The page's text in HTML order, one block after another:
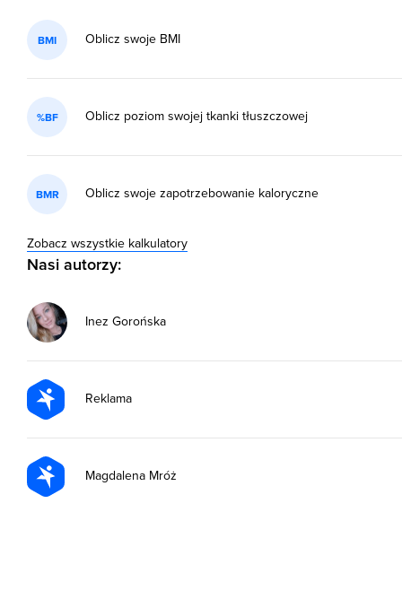
BMI Oblicz swoje BMI
%BF Oblicz poziom swojej tkanki tłuszczowej
BMR Oblicz swoje zapotrzebowanie kaloryczne
Zobacz wszystkie kalkulatory
Nasi autorzy:
Inez Gorońska
Reklama
Magdalena Mróż